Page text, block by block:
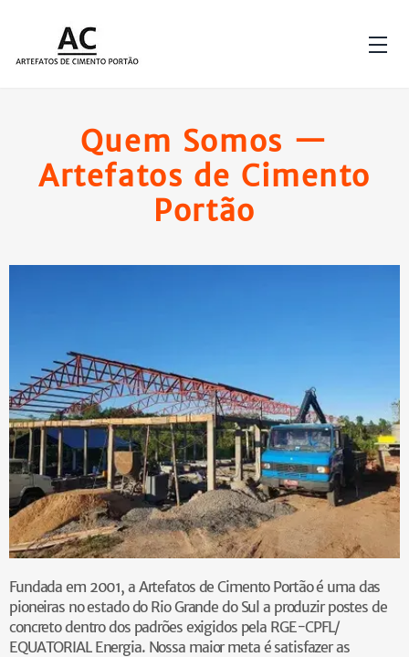
Quem Somos —
Artefatos de Cimento
Portão
Fundada em 2001, a Artefatos de Cimento Portão é uma das
pioneiras no estado do Rio Grande do Sul a produzir postes de
concreto dentro dos padrões exigidos pela RGE-CPFL/
EQUATORIAL Energia. Nossa maior meta é satisfazer as